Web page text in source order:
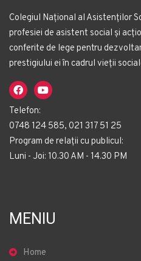
Colegiul Național al Asistenților
profesiei de asistent social și
conferite de lege pentru
prestigiului ei în cadrul vieții
Telefon:
0748 124 585, 021 317 51 25
Program de relații cu publicul:
Luni - Joi: 10.30 AM - 14.30 PM
MENIU
Home